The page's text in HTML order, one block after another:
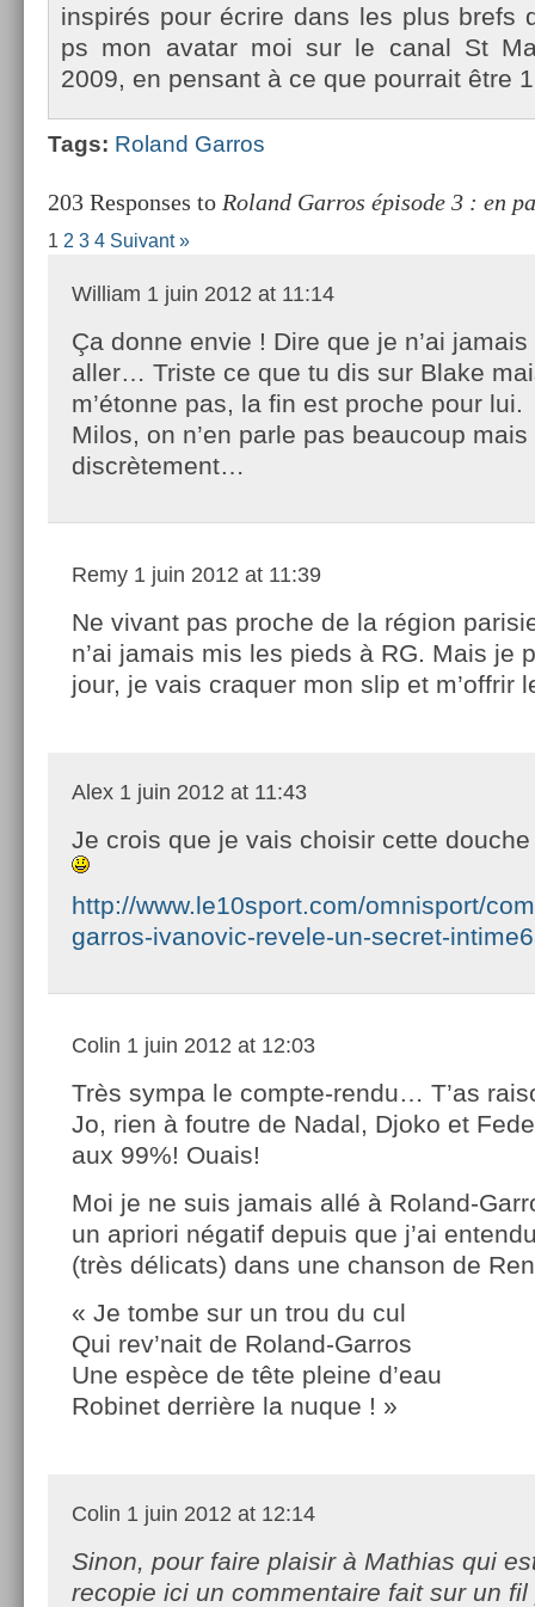
in­spirés pour écrire dans les plus brefs
ps mon avatar moi sur le canal St
2009, en pen­sant à ce que pour­rait être
Tags: Roland Gar­ros
203 Responses to Roland Garros épisode 3 : en
1 2 3 4 Suivant »
William 1 juin 2012 at 11:14
Ça donne envie ! Dire que je n’ai jamais
aller… Triste ce que tu dis sur Blake
m’étonne pas, la fin est proche pour lui.
Milos, on n’en parle pas beaucoup
discrètement…
Remy 1 juin 2012 at 11:39
Ne vivant pas proche de la région
n’ai jamais mis les pieds à RG. Mais je
jour, je vais craquer mon slip et m’offrir
Alex 1 juin 2012 at 11:43
Je crois que je vais choisir cette
http://www.le10sport.com/omnisport/
garros-ivanovic-revele-un-secret-
Colin 1 juin 2012 at 12:03
Très sympa le compte-rendu… T’as
Jo, rien à foutre de Nadal, Djoko et
aux 99%! Ouais!
Moi je ne suis jamais allé à Roland-
un apriori négatif depuis que j’ai
(très délicats) dans une chanson de
« Je tombe sur un trou du cul
Qui rev’nait de Roland-Garros
Une espèce de tête pleine d’eau
Robinet derrière la nuque ! »
Colin 1 juin 2012 at 12:14
Sinon, pour faire plaisir à Mathias qui
recopie ici un commentaire fait sur un fil